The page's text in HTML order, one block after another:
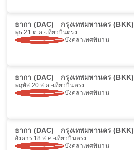
ธากา (DAC) กรุงเทพมหานคร (BKK)
พุธ 21 ต.ค. เที่ยวบินตรง
บังคลาเทศพิมาน
ธากา (DAC) กรุงเทพมหานคร (BKK)
พฤหัส 20 ส.ค. เที่ยวบินตรง
บังคลาเทศพิมาน
ธากา (DAC) กรุงเทพมหานคร (BKK)
อังคาร 18 ส.ค. เที่ยวบินตรง
บังคลาเทศพิมาน